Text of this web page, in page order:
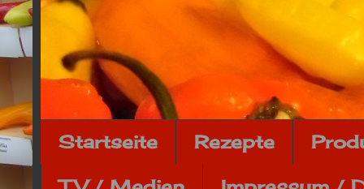
Startseite Rezepte